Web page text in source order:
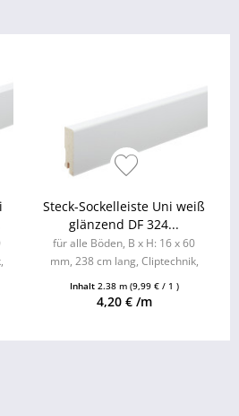
Steck-Sockelleiste Uni weiß
glänzend DF 324...
für alle Böden, B x H: 16 x 60
mm, 238 cm lang, Cliptechnik,
erhältlich
Inhalt 2.38 m (9,99 € / 1 )
4,20 € /m